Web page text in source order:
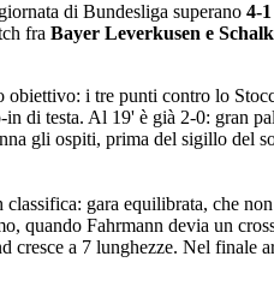
di Bundesliga superano 4-
fra Bayer Leverkusen e
i tre punti contro lo
di testa. Al 19' è già 2-0: gran
gli ospiti, prima del sigillo
gara equilibrata, che
quando Fahrmann devia un
a 7 lunghezze. Nel finale